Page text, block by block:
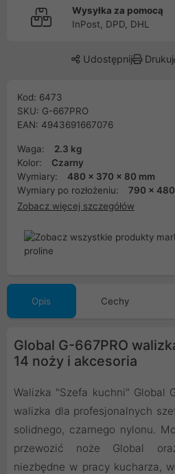
Wysyłka za pomocą
InPost, DPD, DHL
Udostępnij Drukuj
Kod: 6473
SKU: G-667PRO
EAN: 4943691667076
Waga:
2.3 kg
Kolor:
Czarny
Wymiary:
480 x 370 x 80 mm
Wymiary po rozłożeniu:
790 x
Zobacz więcej szczegółów
Opis Cechy
Global G-667PRO
14 noży i akcesoria
Walizka "Szefa kuchni" Global
walizka dla profesjonalnych
solidnego, czarnego nylonu.
przewozić noże Global
niezbędne w pracy kucharza,